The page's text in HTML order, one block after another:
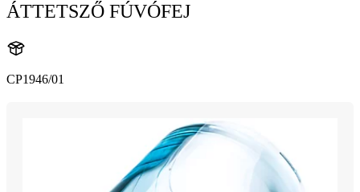
ÁTTETSZŐ FÚVÓFEJ
CP1946/01